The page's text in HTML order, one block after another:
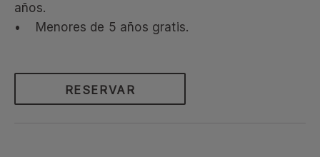
años.
• Menores de 5 años gratis.
RESERVAR